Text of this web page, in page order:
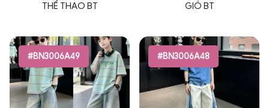
THỂ THAO BT
GIÓ BT
#BN3006A49 #BN3006A48